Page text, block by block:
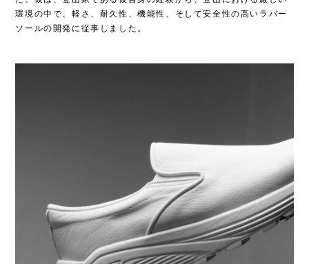
環境の中で、軽さ、耐久性、機能性、そして安全性の高いラバー
ソールの開発に従事しました。